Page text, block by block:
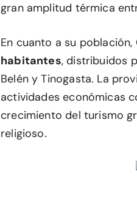
gran amplitud térmica
En cuanto a su población,
habitantes, distribuidos
Belén y Tinogasta. La
actividades económicas
crecimiento del turismo
religioso.